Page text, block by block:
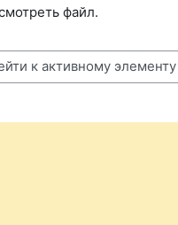
файл.
к активному элементу